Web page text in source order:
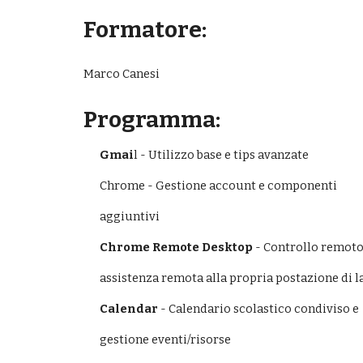
Formatore:
Marco Canesi
Programma:
Gmail - Utilizzo base e tips avanzate
Chrome - Gestione account e componenti
aggiuntivi
Chrome Remote Desktop - Controllo
assistenza remota alla propria postazione di
Calendar - Calendario scolastico condiviso e
gestione eventi/risorse